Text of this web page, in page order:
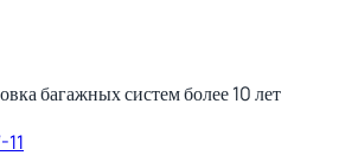
багажных систем более 10 лет